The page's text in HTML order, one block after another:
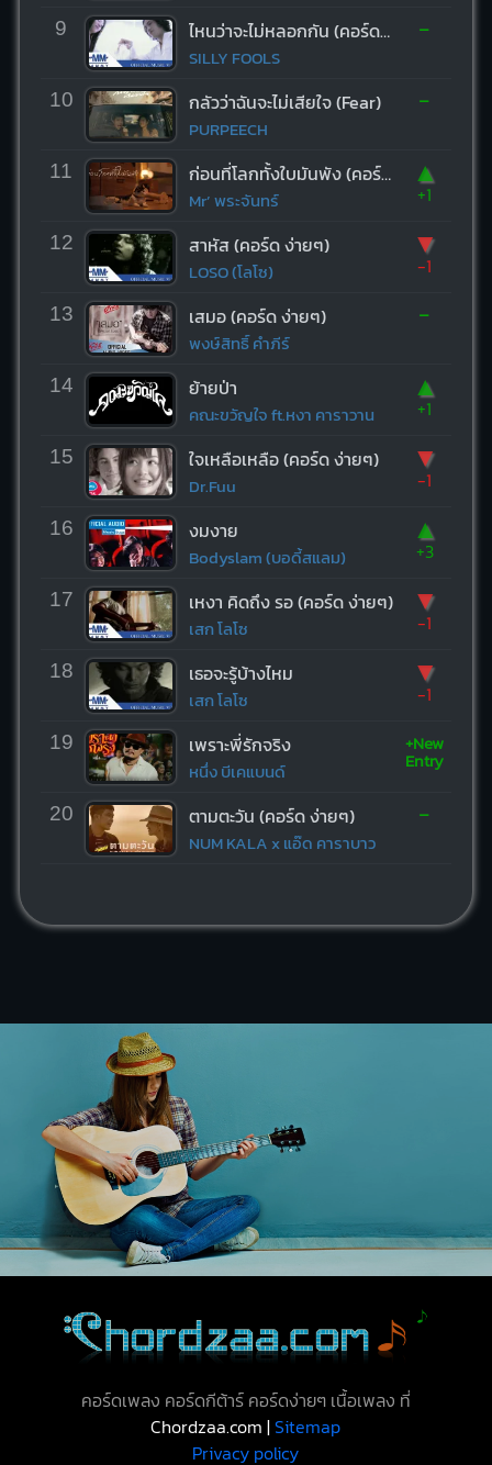
9 ไหนว่าจะไม่หลอกกัน (คอร์ด ง่ายๆ)
SILLY FOOLS
-
10 กลัวว่าฉันจะไม่เสียใจ (Fear)
PURPEECH
-
11 ก่อนที่โลกทั้งใบมันพัง (คอร์ด ง่ายๆ)
Mr’ พระจันทร์
▲
+1
12 สาหัส (คอร์ด ง่ายๆ)
LOSO (โลโซ)
▼
-1
13 เสมอ (คอร์ด ง่ายๆ)
พงษ์สิทธิ์ คำภีร์
-
14 ย้ายป่า
คณะขวัญใจ ft.หงา คาราวาน
▲
+1
15 ใจเหลือเหลือ (คอร์ด ง่ายๆ)
Dr.Fuu
▼
-1
16 งมงาย
Bodyslam (บอดี้สแลม)
▲
+3
17 เหงา คิดถึง รอ (คอร์ด ง่ายๆ)
เสก โลโซ
▼
-1
18 เธอจะรู้บ้างไหม
เสก โลโซ
▼
-1
19 เพราะพี่รักจริง
หนึ่ง บีเคแบนด์
+New
Entry
20 ตามตะวัน (คอร์ด ง่ายๆ)
NUM KALA x แอ๊ด คาราบาว
-
คอร์ดเพลง คอร์ดกีต้าร์ คอร์ดง่ายๆ เนื้อเพลง ที่
Chordzaa.com |Sitemap
Privacy policy